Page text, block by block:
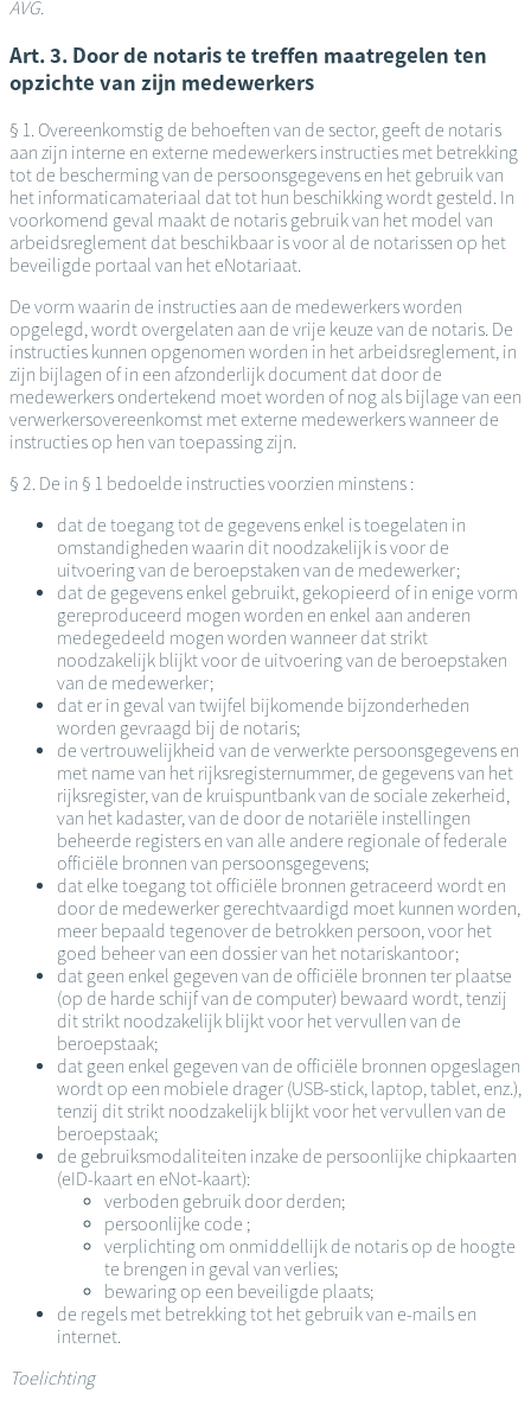
AVG.
Art. 3. Door de notaris te treffen maatregelen ten
opzichte van zijn medewerkers
§ 1. Overeenkomstig de behoeften van de sector, geeft de notaris
aan zijn interne en externe medewerkers instructies met betrekking
tot de bescherming van de persoonsgegevens en het gebruik van
het informaticamateriaal dat tot hun beschikking wordt gesteld. In
voorkomend geval maakt de notaris gebruik van het model van
arbeidsreglement dat beschikbaar is voor al de notarissen op het
beveiligde portaal van het eNotariaat.
De vorm waarin de instructies aan de medewerkers worden
opgelegd, wordt overgelaten aan de vrije keuze van de notaris. De
instructies kunnen opgenomen worden in het arbeidsreglement, in
zijn bijlagen of in een afzonderlijk document dat door de
medewerkers ondertekend moet worden of nog als bijlage van een
verwerkersovereenkomst met externe medewerkers wanneer de
instructies op hen van toepassing zijn.
§ 2. De in § 1 bedoelde instructies voorzien minstens :
dat de toegang tot de gegevens enkel is toegelaten in
omstandigheden waarin dit noodzakelijk is voor de
uitvoering van de beroepstaken van de medewerker;
dat de gegevens enkel gebruikt, gekopieerd of in enige vorm
gereproduceerd mogen worden en enkel aan anderen
medegedeeld mogen worden wanneer dat strikt
noodzakelijk blijkt voor de uitvoering van de beroepstaken
van de medewerker;
dat er in geval van twijfel bijkomende bijzonderheden
worden gevraagd bij de notaris;
de vertrouwelijkheid van de verwerkte persoonsgegevens en
met name van het rijksregisternummer, de gegevens van het
rijksregister, van de kruispuntbank van de sociale zekerheid,
van het kadaster, van de door de notariële instellingen
beheerde registers en van alle andere regionale of federale
officiële bronnen van persoonsgegevens;
dat elke toegang tot officiële bronnen getraceerd wordt en
door de medewerker gerechtvaardigd moet kunnen worden,
meer bepaald tegenover de betrokken persoon, voor het
goed beheer van een dossier van het notariskantoor;
dat geen enkel gegeven van de officiële bronnen ter plaatse
(op de harde schijf van de computer) bewaard wordt, tenzij
dit strikt noodzakelijk blijkt voor het vervullen van de
beroepstaak;
dat geen enkel gegeven van de officiële bronnen opgeslagen
wordt op een mobiele drager (USB-stick, laptop, tablet, enz.),
tenzij dit strikt noodzakelijk blijkt voor het vervullen van de
beroepstaak;
de gebruiksmodaliteiten inzake de persoonlijke chipkaarten
(eID-kaart en eNot-kaart):
verboden gebruik door derden;
persoonlijke code ;
verplichting om onmiddellijk de notaris op de hoogte
te brengen in geval van verlies;
bewaring op een beveiligde plaats;
de regels met betrekking tot het gebruik van e-mails en
internet.
Toelichting